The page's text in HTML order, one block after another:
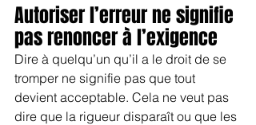
Autoriser l’erreur ne signifie
pas renoncer à l’exigence
Dire à quelqu’un qu’il a le droit de se
tromper ne signifie pas que tout
devient acceptable. Cela ne veut pas
dire que la rigueur disparaît ou que les